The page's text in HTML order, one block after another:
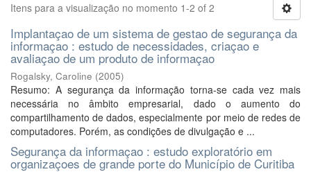
Itens para a visualização no momento 1-2 of 2
Implantaçao de um sistema de gestao de segurança da
informaçao : estudo de necessidades, criaçao e
avaliaçao de um produto de informaçao
Rogalsky, Caroline (2005)
Resumo: A segurança da informação torna-se cada vez mais
necessária no âmbito empresarial, dado o aumento do
compartilhamento de dados, especialmente por meio de redes de
computadores. Porém, as condições de divulgação e ...
Segurança da informaçao : estudo exploratório em
organizaçoes de grande porte do Município de Curitiba